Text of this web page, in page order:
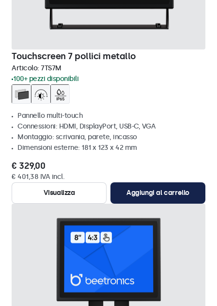
Touchscreen 7 pollici metallo
Articolo: 7TS7M
100+ pezzi disponibili
Pannello multi-touch
Connessioni: HDMI, DisplayPort, USB-C, VGA
Montaggio: scrivania, parete, incasso
Dimensioni esterne: 181 x 123 x 42 mm
€ 329,00
€ 401,38 IVA incl.
Visualizza
Aggiungi al carrello